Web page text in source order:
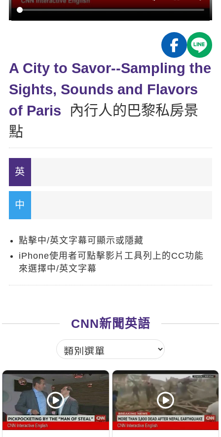
自然發音
開口溜英文
旅遊英文
基礎字彙
英文文法技巧
特色課程
英語俱樂部
ECAM
Let's Talk
日語
韓語
西班牙語
更多
一對一家教
企業訓練
影音學英文
學員故事
活動花絮
校園贊助
Recruiting
A City to Savor--Sampling the
Sights, Sounds and Flavors
of Paris
內行人的巴黎私房景
點
點擊中/英文字幕可顯示或隱藏
iPhone使用者可點擊影片工具列上的CC功能
來選擇中/英文字幕
CNN新聞英語